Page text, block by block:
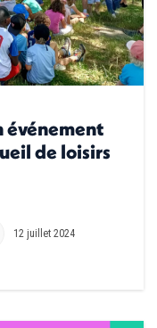
événement
de loisirs
12 juillet 2024